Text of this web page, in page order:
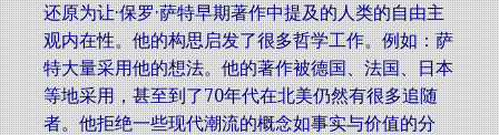
还原为让·保罗·萨特早期著作中提及的人类的自由主
观内在性。他的构思启发了很多哲学工作。例如：萨
特大量采用他的想法。他的著作被德国、法国、日本
等地采用，甚至到了70年代在北美仍然有很多追随
者。他拒绝一些现代潮流的概念如事实与价值的分